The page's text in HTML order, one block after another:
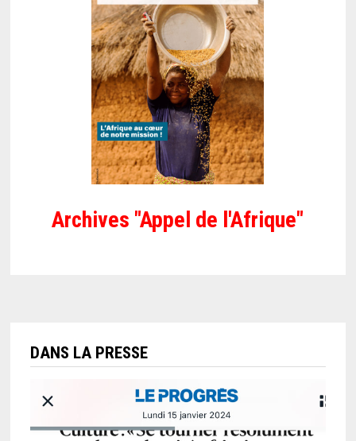
Archives "Appel de l'Afrique"
DANS LA PRESSE